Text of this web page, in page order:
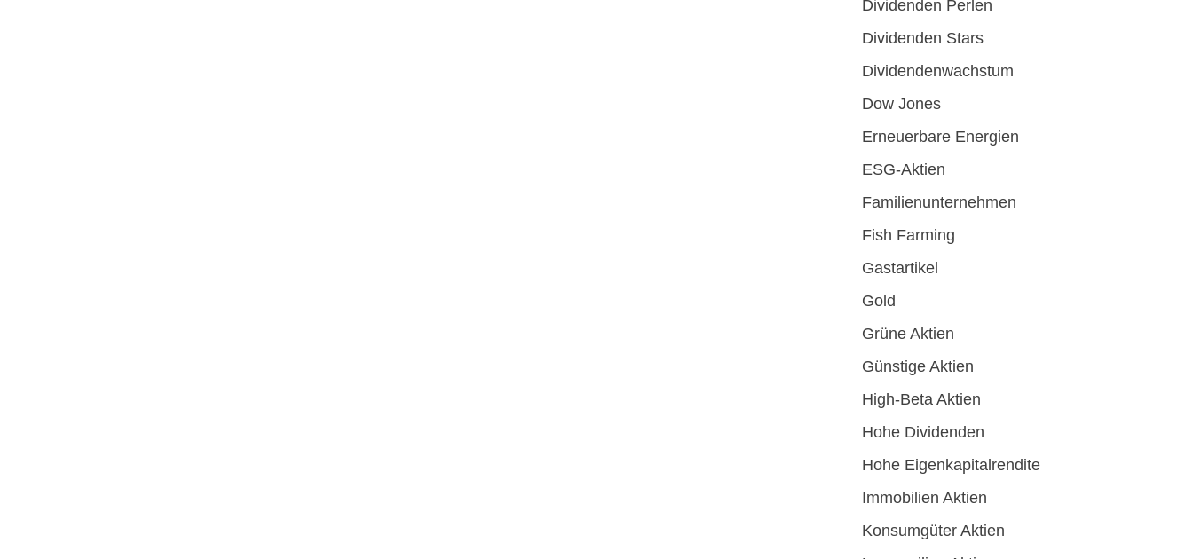
Dividenden Perlen
Dividenden Stars
Dividendenwachstum
Dow Jones
Erneuerbare Energien
ESG-Aktien
Familienunternehmen
Fish Farming
Gastartikel
Gold
Grüne Aktien
Günstige Aktien
High-Beta Aktien
Hohe Dividenden
Hohe Eigenkapitalrendite
Immobilien Aktien
Konsumgüter Aktien